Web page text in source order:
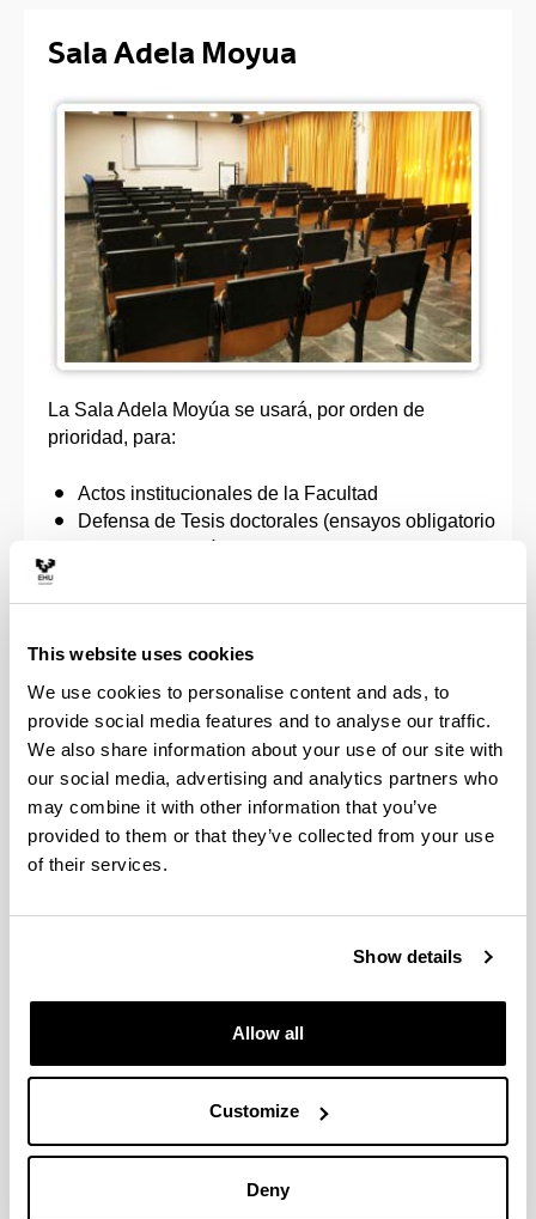
This website uses cookies
We use cookies to personalise content and ads, to
provide social media features and to analyse our traffic.
We also share information about your use of our site with
our social media, advertising and analytics partners who
may combine it with other information that you’ve
provided to them or that they’ve collected from your use
of their services.
Show details
Allow all
Customize
Deny
Sala Adela Moyua
La Sala Adela Moyúa se usará, por orden de
prioridad, para:
Actos institucionales de la Facultad
Defensa de Tesis doctorales (ensayos obligatorio
la tesis)
Conferencias y cursos
Realizada una reserva en firma de una sala para
una actividad, la Facultad se reserva el derecho de
trasladar dicha actividad a otra sala o aula
únicamente en caso de tener una necesidad,
debidamente justificada, para una actividad con
mayor prioridad. Esta nota afecta a todo tipo de
solicitudes, tanto de entidades externas como de
que la sala esta reserva y usted tendría más
para68 personas
de un completo sistema multimedia.
Existe también la posibilidad de
hacer videoconferencia, siempre y cuando se avise